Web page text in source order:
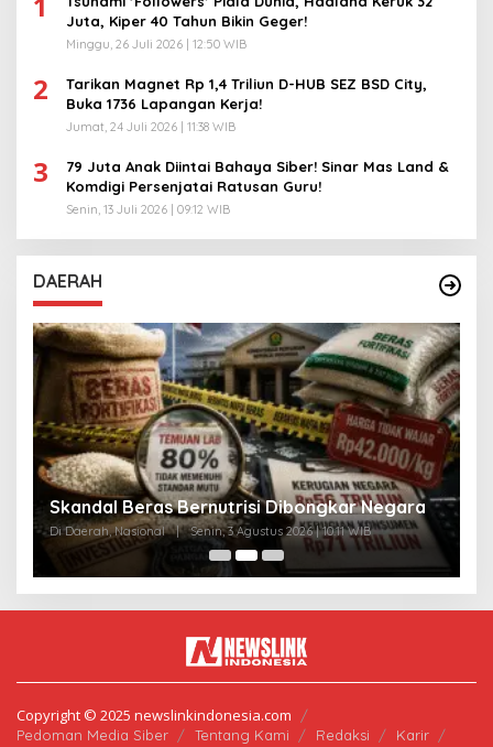
Juta, Kiper 40 Tahun Bikin Geger!
Minggu, 26 Juli 2026 | 12:50 WIB
2
Tarikan Magnet Rp 1,4 Triliun D-HUB SEZ BSD City,
Buka 1736 Lapangan Kerja!
Jumat, 24 Juli 2026 | 11:38 WIB
3
79 Juta Anak Diintai Bahaya Siber! Sinar Mas Land &
Komdigi Persenjatai Ratusan Guru!
Senin, 13 Juli 2026 | 09:12 WIB
DAERAH
Skandal Beras Bernutrisi Dibongkar Negara
Di Daerah, Nasional | Senin, 3 Agustus 2026 | 10:11 WIB
Copyright © 2025 newslinkindonesia.com
Pedoman Media Siber Tentang Kami Redaksi
Karir